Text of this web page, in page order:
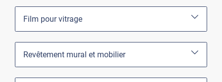
Film pour vitrage
Revêtement mural et mobilier